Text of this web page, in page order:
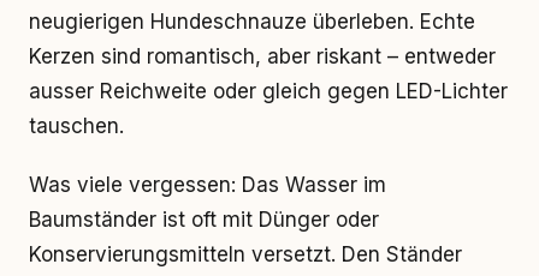
neugierigen Hundeschnauze überleben. Echte
Kerzen sind romantisch, aber riskant – entweder
ausser Reichweite oder gleich gegen LED-Lichter
tauschen.
Was viele vergessen: Das Wasser im
Baumständer ist oft mit Dünger oder
Konservierungsmitteln versetzt. Den Ständer